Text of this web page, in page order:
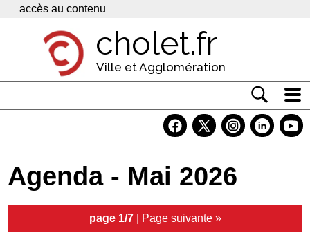
Panneau de gestion des cookies
accès au contenu
cholet.fr
Ville et Agglomération
Economie
Services
Agenda - Mai 2026
page 1/7| Page suivante »